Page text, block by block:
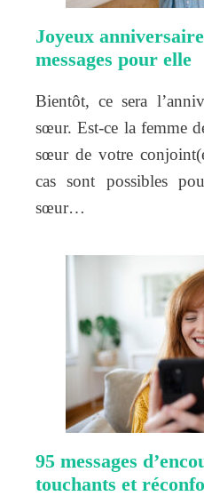
Joyeux
messages pour elle
Bientôt, ce sera
sœur. Est-ce la femme
sœur de votre
cas sont possibles
sœur…
95 messages
touchants et